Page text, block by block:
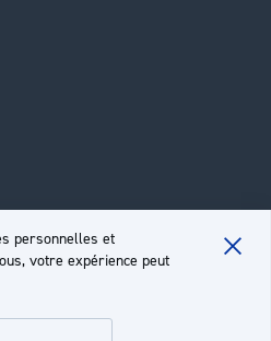
Close
personnelles et
votre expérience peut